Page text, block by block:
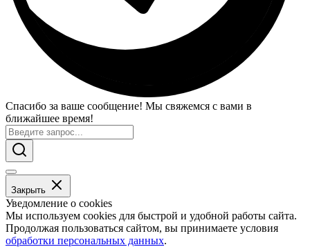
Спасибо за ваше сообщение! Мы свяжемся с вами в
ближайшее время!
Закрыть
Уведомление о cookies
Мы используем cookies для быстрой и удобной работы сайта.
Продолжая пользоваться сайтом, вы принимаете условия
обработки персональных данных.